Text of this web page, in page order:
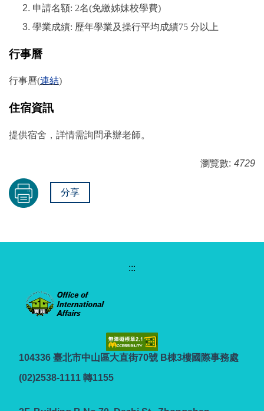
申請名額: 2名(免繳姊妹校學費)
學業成績: 歷年學業及操行平均成績75 分以上
行事曆
行事曆(連結)
住宿資訊
提供宿舍，詳情需詢問承辦老師。
瀏覽數: 4729
分享
:::
104336 臺北市中山區大直街70號 B棟3樓國際事務處
(02)2538-1111 轉1155